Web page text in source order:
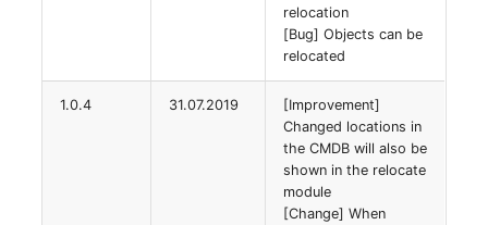
Virtueller Host
Virtueller Host (Root)
WAN-Verbindung
Zertifikat
relocation
[Bug] Objects can be
relocated
1.0.4 31.07.2019
[Improvement]
Changed locations in
the CMDB will also be
shown in the relocate
module
[Change] When